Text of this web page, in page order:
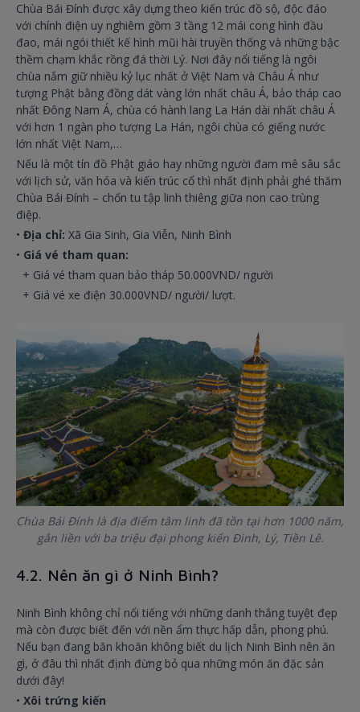
Chùa Bái Đính được xây dựng theo kiến trúc đồ sộ, độc đáo
với chính điện uy nghiêm gồm 3 tầng 12 mái cong hình đầu
đao, mái ngói thiết kế hình mũi hài truyền thống và những bậc
thềm chạm khắc rồng đá thời Lý. Nơi đây nổi tiếng là ngôi
chùa nắm giữ nhiều kỷ lục nhất ở Việt Nam và Châu Á như
tượng Phật bằng đồng dát vàng lớn nhất châu Á, bảo tháp cao
nhất Đông Nam Á, chùa có hành lang La Hán dài nhất châu Á
với hơn 1 ngàn pho tượng La Hán, ngôi chùa có giếng nước
lớn nhất Việt Nam,…
Nếu là một tín đồ Phật giáo hay những người đam mê sâu sắc
với lịch sử, văn hóa và kiến trúc cổ thì nhất định phải ghé thăm
Chùa Bái Đính – chốn tu tập linh thiêng giữa non cao trùng
điệp.
• Địa chỉ: Xã Gia Sinh, Gia Viễn, Ninh Bình
• Giá vé tham quan:
+ Giá vé tham quan bảo tháp 50.000VND/ người
+ Giá vé xe điện 30.000VND/ người/ lượt.
Chùa Bái Đính là địa điểm tâm linh đã tồn tại hơn 1000 năm,
gắn liền với ba triệu đại phong kiến Đinh, Lý, Tiền Lê.
4.2. Nên ăn gì ở Ninh Bình?
Ninh Bình không chỉ nổi tiếng với những danh thắng tuyệt đẹp
mà còn được biết đến với nền ẩm thực hấp dẫn, phong phú.
Nếu bạn đang băn khoăn không biết du lịch Ninh Bình nên ăn
gì, ở đâu thì nhất định đừng bỏ qua những món ăn đặc sản
dưới đây!
• Xôi trứng kiến